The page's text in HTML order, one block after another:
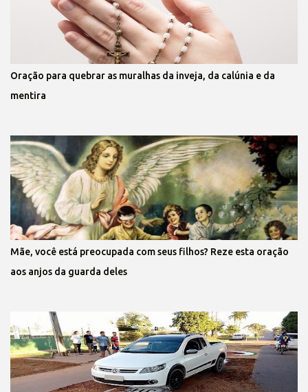
Oração para quebrar as muralhas da inveja, da calúnia e da
mentira
Mãe, você está preocupada com seus filhos? Reze esta oração
aos anjos da guarda deles